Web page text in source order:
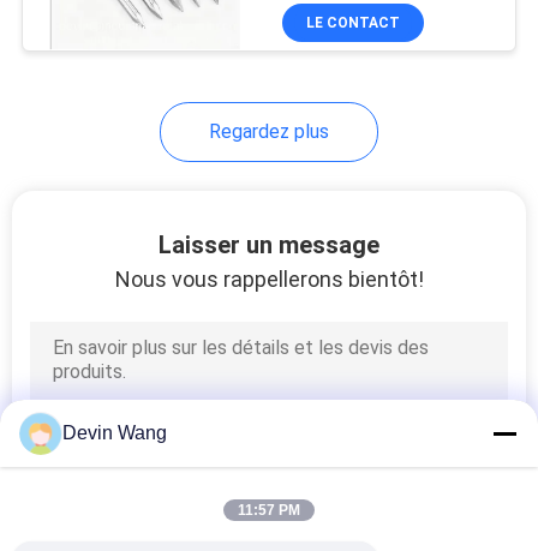
d'exploitation
paniers soudés de
gabion
LE CONTACT
Regardez plus
Laisser un message
Nous vous rappellerons bientôt!
Devin Wang
11:57 PM